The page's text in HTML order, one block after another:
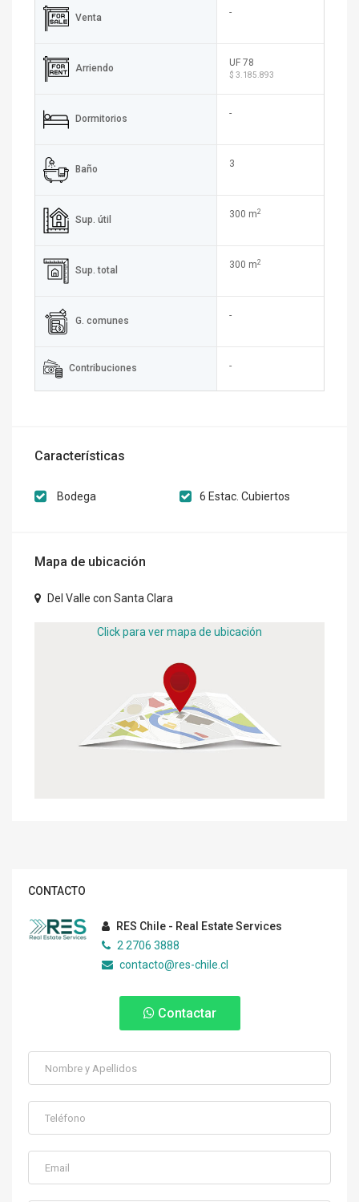
Venta
-
Arriendo
UF 78
$ 3.185.893
Dormitorios
-
Baño
3
Sup. útil
300 m2
Sup. total
300 m2
G. comunes
-
Contribuciones -
Características
Bodega 6 Estac. Cubiertos
Mapa de ubicación
Del Valle con Santa Clara
Click para ver mapa de ubicación
CONTACTO
RES Chile - Real Estate Services
2 2706 3888
contacto@res-chile.cl
Contactar